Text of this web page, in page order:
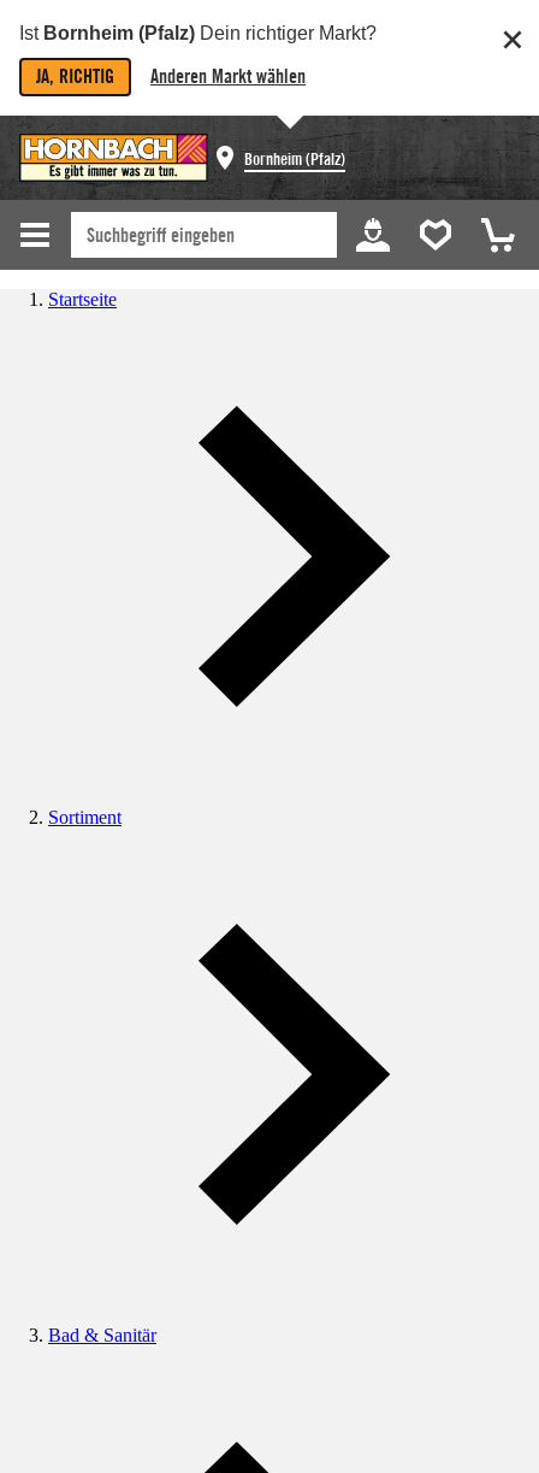
Ist Bornheim (Pfalz) Dein richtiger Markt?
JA, RICHTIG Anderen Markt wählen
Bornheim (Pfalz)
Startseite
Sortiment
Bad & Sanitär